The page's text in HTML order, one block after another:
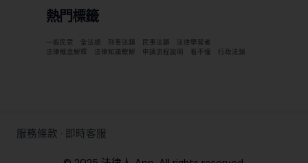
熱門標籤
一般民眾 全法規 刑事法類 民事法類
法律學習者
法律概念解釋
法律知識瞭解 申請流程說明 看不懂 行政法類
服務條款 · 即時客服